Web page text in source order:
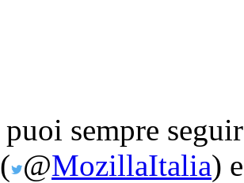
puoi sempre
( @MozillaItalia)